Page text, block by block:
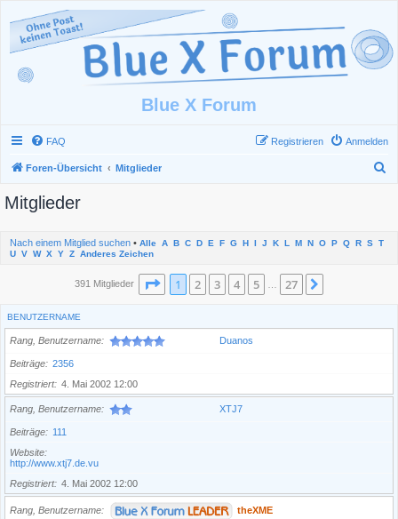
Blue X Forum
FAQ Anmelden
Registrieren
Foren-Übersicht Mitglieder
Mitglieder
Nach einem Mitglied suchen • Alle A B C D E F G H I J K L M N O P Q R S T
U V W X Y Z Anderes Zeichen
391 Mitglieder Seite 1von 27
1 2 3 4 5 27
BENUTZERNAME
Rang, Benutzername Duanos
Beiträge
2356
Registriert
4. Mai 2002 12:00
Rang, Benutzername XTJ7
Beiträge
111
Website
http://www.xtj7.de.vu
Registriert
4. Mai 2002 12:00
Rang, Benutzername theXME